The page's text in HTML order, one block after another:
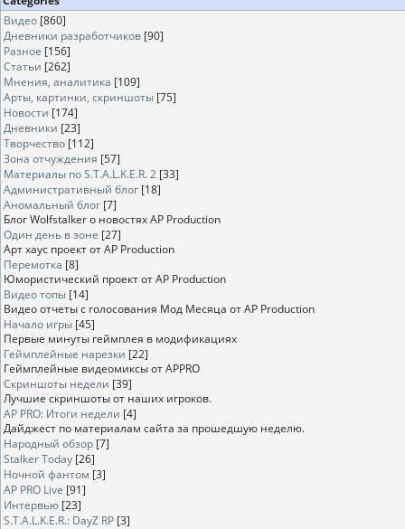
Видео [860]
Дневники разработчиков [90]
Разное [156]
Статьи [262]
Мнения, аналитика [109]
Арты, картинки, скриншоты [75]
Новости [174]
Дневники [23]
Творчество [112]
Зона отчуждения [57]
Материалы по S.T.A.L.K.E.R. 2 [33]
Административный блог [18]
Аномальный блог [7]
Блог Wolfstalker о новостях AP Production
Один день в зоне [27]
Арт хаус проект от AP Production
Перемотка [8]
Юмористический проект от AP Production
Видео топы [14]
Видео отчеты с голосования Мод Месяца от AP Production
Начало игры [45]
Первые минуты геймплея в модификациях
Геймплейные нарезки [22]
Геймплейные видеомиксы от APPRO
Скриншоты недели [39]
Лучшие скриншоты от наших игроков.
AP PRO: Итоги недели [4]
Дайджест по материалам сайта за прошедшую неделю.
Народный обзор [7]
Stalker Today [26]
Ночной фантом [3]
AP PRO Live [91]
Интервью [23]
S.T.A.L.K.E.R.: DayZ RP [3]